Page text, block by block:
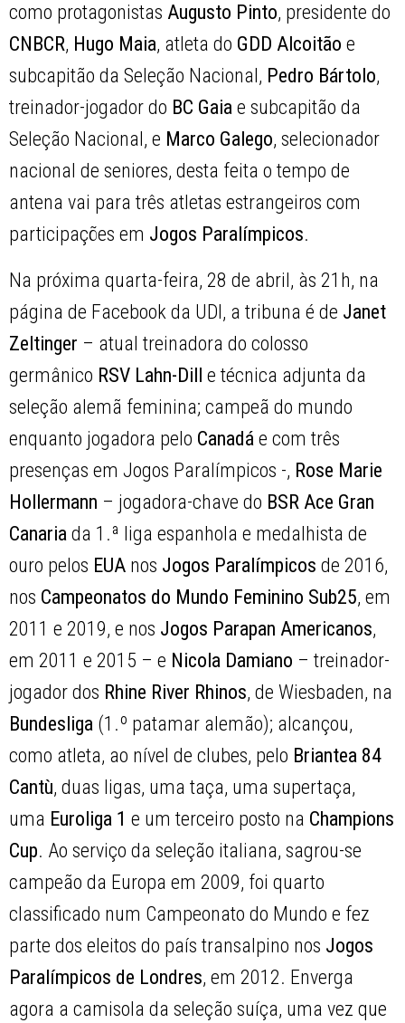
como protagonistas Augusto Pinto, presidente do
CNBCR, Hugo Maia, atleta do GDD Alcoitão e
subcapitão da Seleção Nacional, Pedro Bártolo,
treinador-jogador do BC Gaia e subcapitão da
Seleção Nacional, e Marco Galego, selecionador
nacional de seniores, desta feita o tempo de
antena vai para três atletas estrangeiros com
participações em Jogos Paralímpicos.
Na próxima quarta-feira, 28 de abril, às 21h, na
página de Facebook da UDI, a tribuna é de Janet
Zeltinger – atual treinadora do colosso
germânico RSV Lahn-Dill
e técnica adjunta da
seleção alemã feminina; campeã do mundo
enquanto jogadora pelo Canadáe com três
presenças em Jogos Paralímpicos -, Rose Marie
Hollermann – jogadora-chave do BSR Ace Gran
Canaria da 1.ª liga espanhola e medalhista de
ouro pelos EUA nos Jogos Paralímpicos de 2016,
nos Campeonatos do Mundo Feminino Sub25, em
2011 e 2019, e nos Jogos Parapan Americanos,
em 2011 e 2015 – e Nicola Damiano – treinador-
jogador dos Rhine River Rhinos, de Wiesbaden, na
Bundesliga (1.º patamar alemão); alcançou,
como atleta, ao nível de clubes, pelo Briantea 84
Cantù, duas ligas, uma taça, uma supertaça,
uma Euroliga 1 e um terceiro posto na Champions
Cup. Ao serviço da seleção italiana, sagrou-se
campeão da Europa em 2009, foi quarto
classificado num Campeonato do Mundo e fez
parte dos eleitos do país transalpino nos Jogos
Paralímpicos de Londres, em 2012. Enverga
agora a camisola da seleção suíça, uma vez que